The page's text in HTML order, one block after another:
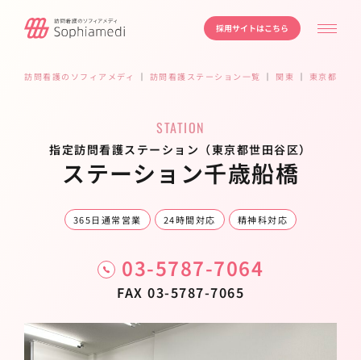
採用サイトはこちら
訪問看護のソフィアメディ ｜ 訪問看護ステーション一覧 ｜ 関東 ｜ 東京都
STATION
指定訪問看護ステーション（東京都世田谷区）
ステーション千歳船橋
365日通常営業 24時間対応 精神科対応
03-5787-7064
FAX 03-5787-7065